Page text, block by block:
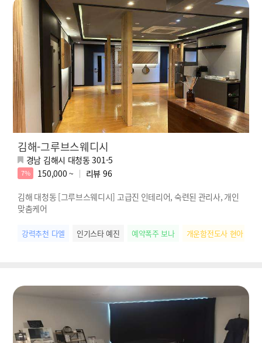
김해-그루브스웨디시
경남 김해시 대청동 301-5
7% 150,000 ~ 리뷰 96
김해 대청동 [그루브스웨디시] 고급진 인테리어, 숙련된 관리사, 개인
맞춤케어
강력추천 다엘 인기스타 예진 예약폭주 보나 개운함전도사 현아